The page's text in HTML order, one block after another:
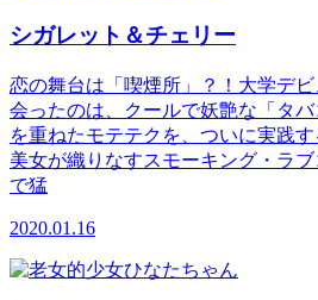
シガレット＆チェリー
恋の舞台は「喫煙所」？！大学デ
会ったのは、クールで妖艶な「タ
を重ねたモテテクを、ついに実践
美女が織りなすスモーキング・ラ
で猛
2020.01.16